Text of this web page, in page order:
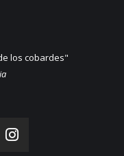
los cobardes"